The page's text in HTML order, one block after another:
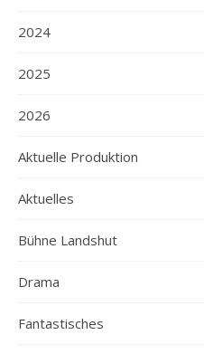
2024
2025
2026
Aktuelle Produktion
Aktuelles
Bühne Landshut
Drama
Fantastisches